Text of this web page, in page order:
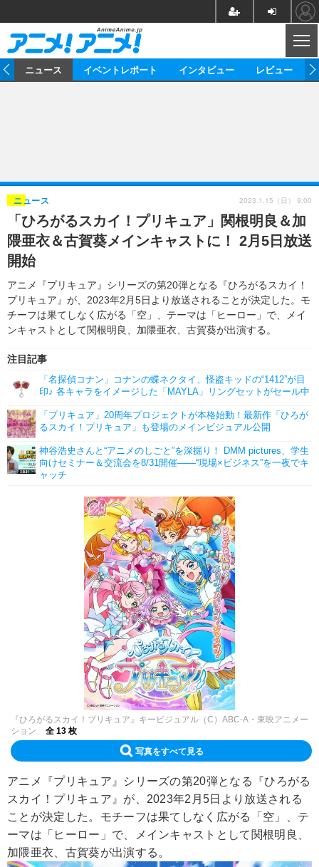
ゲーム グッズ
イベント 海外
海外イベント ビジネス
俳優・タレント アーティスト
ビジネス
アニメ 実写
書評 イベント
ゲーム 座談会
動画
アニメ！アニメ！TV ABEMA Cafe
ニュース イベントレポート インタビュー レビュー
「ひろがるスカイ！プリキュア」関根明良＆加
隈亜衣＆古賀葵メインキャストに！ 2月5日放送
開始
アニメ『プリキュア』シリーズの第20弾となる『ひろがるスカイ！
プリキュア』が、2023年2月5日より放送されることが決定した。モ
チーフは果てしなく広がる「空」、テーマは「ヒーロー」で、メイ
ンキャストとして関根明良、加隈亜衣、古賀葵が出演する。
ニュース
注目記事
「名探偵コナン」コナンの蝶ネクタイ、怪盗キッドの“1412”が目
印♪ 各キャラをイメージした「MAYLA」リングセットがセール中
「プリキュア」20周年プロジェクトが本格始動！最新作「ひろが
るスカイ！プリキュア」も登場のメインビジュアル公開
神谷浩史さんと“アニメのしごと”を深掘り！ DMM pictures、学生
向けセミナー＆交流会を8/31開催――“現場×ビジネス”を一夜でキ
ャッチ
2023.1.15（日） 9:00
『ひろがるスカイ！プリキュア』キービジュアル（C）ABC-A・東映アニメー
ション
全 13 枚
写真をすべて見る
アニメ『プリキュア』シリーズの第20弾となる『ひろがる
スカイ！プリキュア』が、2023年2月5日より放送される
ことが決定した。モチーフは果てしなく広がる「空」、テ
ーマは「ヒーロー」で、メインキャストとして関根明良、
加隈亜衣、古賀葵が出演する。